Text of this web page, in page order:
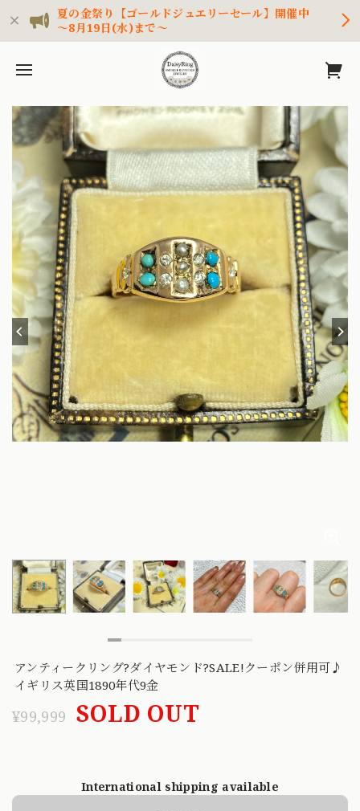
夏の金祭り【ゴールドジュエリーセール】開催中
～8月19日(水)まで～
アンティークリング?ダイヤモンド?SALE!クーポン併用可♪
イギリス英国1890年代9金
¥99,999 SOLD OUT
International shipping available